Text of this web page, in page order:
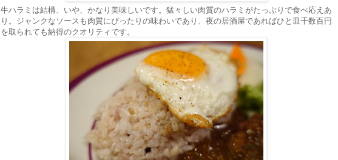
牛ハラミは結構、いや、かなり美味しいです。猛々しい肉質のハラミがたっぷりで食べ応えあ
り。ジャンクなソースも肉質にぴったりの味わいであり、夜の居酒屋であればひと皿千数百円
を取られても納得のクオリティです。